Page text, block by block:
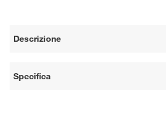
Descrizione
Specifica